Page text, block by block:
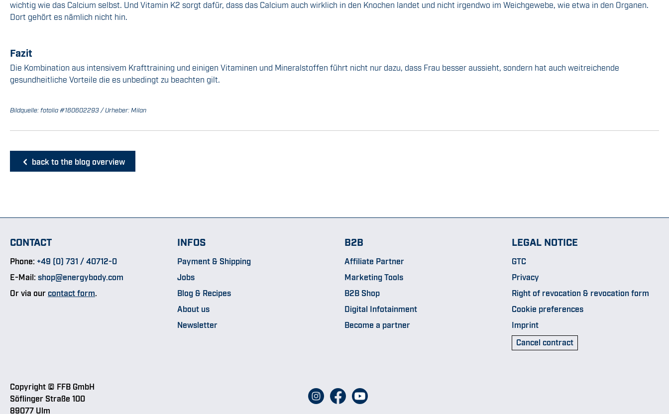
wichtig wie das Calcium selbst. Und Vitamin K2 sorgt dafür, dass das Calcium auch wirklich in den Knochen landet und nicht irgendwo im Weichgewebe, wie etwa in den Organen.
Dort gehört es nämlich nicht hin.
Fazit
Die Kombination aus intensivem Krafttraining und einigen Vitaminen und Mineralstoffen führt nicht nur dazu, dass Frau besser aussieht, sondern hat auch weitreichende
gesundheitliche Vorteile die es unbedingt zu beachten gilt.
Bildquelle: fotolia #160602293 / Urheber: Milan
back to the blog overview
CONTACT
Phone: +49 (0) 731 / 40712-0
E-Mail: shop@energybody.com
Or via our contact form.
INFOS
Payment & Shipping
Jobs
Blog & Recipes
About us
Newsletter
B2B
Affiliate Partner
Marketing Tools
B2B Shop
Digital Infotainment
Become a partner
LEGAL NOTICE
GTC
Privacy
Right of revocation & revocation form
Cookie preferences
Imprint
Cancel contract
Copyright © FFB GmbH
Söflinger Straße 100
89077 Ulm